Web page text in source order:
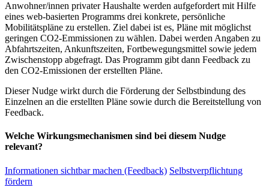
Anwohner/innen privater Haushalte werden aufgefordert mit Hilfe
eines web-basierten Programms drei konkrete, persönliche
Mobilitätspläne zu erstellen. Ziel dabei ist es, Pläne mit möglichst
geringen CO2-Emmissionen zu wählen. Dabei werden Angaben zu
Abfahrtszeiten, Ankunftszeiten, Fortbewegungsmittel sowie jedem
Zwischenstopp abgefragt. Das Programm gibt dann Feedback zu
den CO2-Emissionen der erstellten Pläne.
Dieser Nudge wirkt durch die Förderung der Selbstbindung des
Einzelnen an die erstellten Pläne sowie durch die Bereitstellung von
Feedback.
Welche Wirkungsmechanismen sind bei diesem Nudge
relevant?
Informationen sichtbar machen (Feedback) Selbstverpflichtung
fördern